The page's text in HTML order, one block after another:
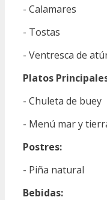
- Calamares
- Tostas
- Ventresca de
Platos
- Chuleta de buey
- Menú mar y
Postres:
- Piña natural
Bebidas: